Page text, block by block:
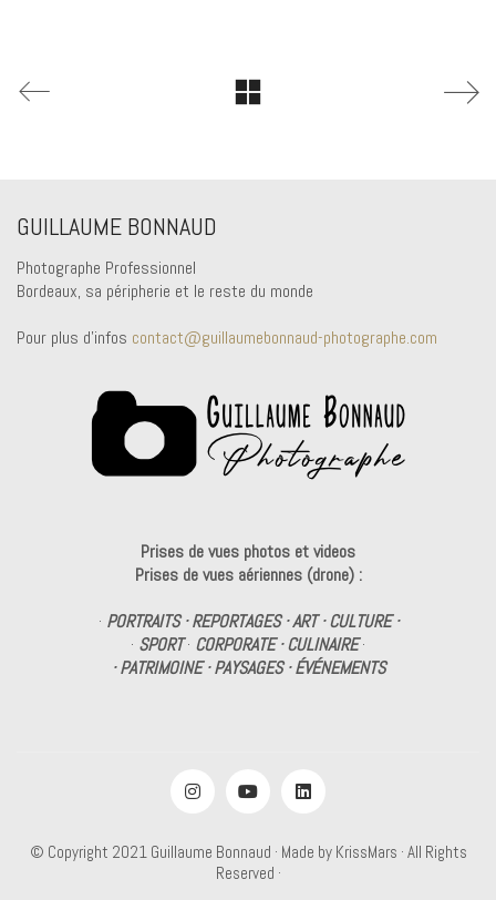
GUILLAUME BONNAUD
Photographe Professionnel
Bordeaux, sa péripherie et le reste du monde
Pour plus d'infos contact@guillaumebonnaud-photographe.com
Prises de vues photos et videos
Prises de vues aériennes (drone) :
· PORTRAITS · REPORTAGES · ART · CULTURE ·
· SPORT· CORPORATE · CULINAIRE·
· PATRIMOINE · PAYSAGES · ÉVÉNEMENTS
© Copyright 2021 Guillaume Bonnaud · Made by KrissMars · All Rights
Reserved ·